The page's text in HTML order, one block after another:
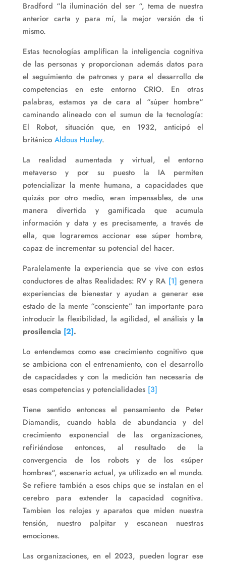
Bradford “la iluminación del ser “, tema de nuestra
anterior carta y para mí, la mejor versión de ti
mismo.
Estas tecnologías amplifican la inteligencia cognitiva
de las personas y proporcionan además datos para
el seguimiento de patrones y para el desarrollo de
competencias en este entorno CRIO. En otras
palabras, estamos ya de cara al “súper hombre“
caminando alineado con el sumun de la tecnología:
El Robot, situación que, en 1932, anticipó el
británico Aldous Huxley.
La realidad aumentada y virtual, el entorno
metaverso y por su puesto la IA permiten
potencializar la mente humana, a capacidades que
quizás por otro medio, eran impensables, de una
manera divertida y gamificada que acumula
información y data y es precisamente, a través de
ella, que lograremos accionar ese súper hombre,
capaz de incrementar su potencial del hacer.
Paralelamente la experiencia que se vive con estos
conductores de altas Realidades: RV y RA [1] genera
experiencias de bienestar y ayudan a generar ese
estado de la mente “consciente” tan importante para
introducir la flexibilidad, la agilidad, el análisis y la
prosilencia [2].
Lo entendemos como ese crecimiento cognitivo que
se ambiciona con el entrenamiento, con el desarrollo
de capacidades y con la medición tan necesaria de
esas competencias y potencialidades [3]
Tiene sentido entonces el pensamiento de Peter
Diamandis, cuando habla de abundancia y del
crecimiento exponencial de las organizaciones,
refiriéndose entonces, al resultado de la
convergencia de los robots y de los «súper
hombres“, escenario actual, ya utilizado en el mundo.
Se refiere también a esos chips que se instalan en el
cerebro para extender la capacidad cognitiva.
Tambien los relojes y aparatos que miden nuestra
tensión, nuestro palpitar y escanean nuestras
emociones.
Las organizaciones, en el 2023, pueden lograr ese